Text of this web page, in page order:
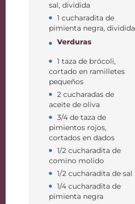
sal, dividida
1 cucharadita de
pimienta negra, dividida
Verduras
1 taza de brócoli,
cortado en ramilletes
pequeños
2 cucharadas de
aceite de oliva
3/4 de taza de
pimientos rojos,
cortados en dados
1/2 cucharadita de
comino molido
1/2 cucharadita de sal
1/4 cucharadita de
pimienta negra